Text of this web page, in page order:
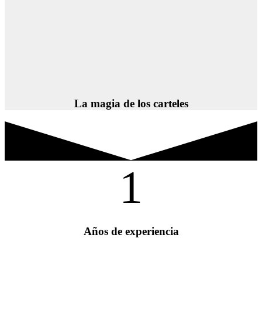
La magia de los carteles
1
Años de experiencia